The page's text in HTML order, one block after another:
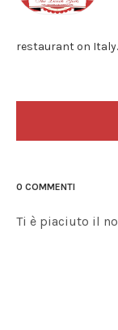
restaurant on Italy.
0 COMMENTI
Ti è piaciuto il